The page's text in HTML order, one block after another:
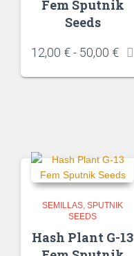
Fem Sputnik
Seeds
12,00 €- 50,00 €
SEMILLAS SPUTNIK
SEEDS
Hash Plant G-13